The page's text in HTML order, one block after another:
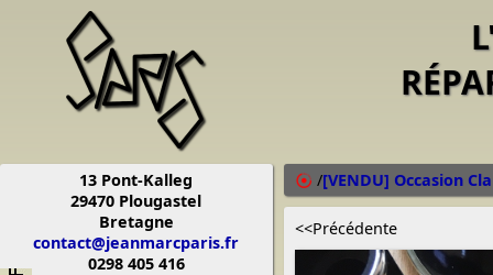
13 Pont-Kalleg
29470 Plougastel
Bretagne
contact@jeanmarcparis.fr
0298 405 416
/[VENDU] Occasion
<<Précédente